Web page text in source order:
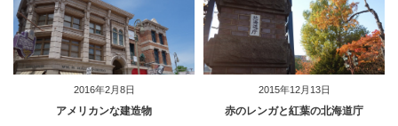
2016年2月8日
アメリカンな建造物
2015年12月13日
赤のレンガと紅葉の北海道庁